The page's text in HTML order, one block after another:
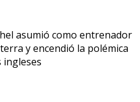
asumió como entrenador
y encendió la polémica